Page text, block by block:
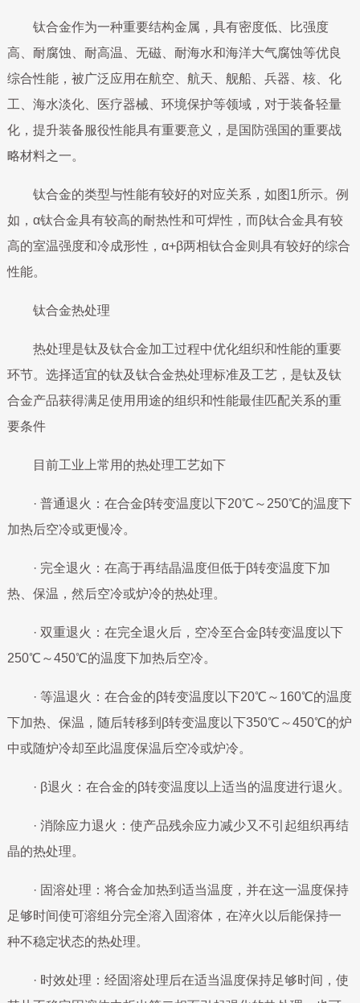
钛合金作为一种重要结构金属，具有密度低、比强度
高、耐腐蚀、耐高温、无磁、耐海水和海洋大气腐蚀等优良
综合性能，被广泛应用在航空、航天、舰船、兵器、核、化
工、海水淡化、医疗器械、环境保护等领域，对于装备轻量
化，提升装备服役性能具有重要意义，是国防强国的重要战
略材料之一。
钛合金的类型与性能有较好的对应关系，如图1所示。例
如，α钛合金具有较高的耐热性和可焊性，而β钛合金具有较
高的室温强度和冷成形性，α+β两相钛合金则具有较好的综合
性能。
钛合金热处理
热处理是钛及钛合金加工过程中优化组织和性能的重要
环节。选择适宜的钛及钛合金热处理标准及工艺，是钛及钛
合金产品获得满足使用用途的组织和性能最佳匹配关系的重
要条件
目前工业上常用的热处理工艺如下
· 普通退火：在合金β转变温度以下20℃～250℃的温度下
加热后空冷或更慢冷。
· 完全退火：在高于再结晶温度但低于β转变温度下加
热、保温，然后空冷或炉冷的热处理。
· 双重退火：在完全退火后，空冷至合金β转变温度以下
250℃～450℃的温度下加热后空冷。
· 等温退火：在合金的β转变温度以下20℃～160℃的温度
下加热、保温，随后转移到β转变温度以下350℃～450℃的炉
中或随炉冷却至此温度保温后空冷或炉冷。
· β退火：在合金的β转变温度以上适当的温度进行退火。
· 消除应力退火：使产品残余应力减少又不引起组织再结
晶的热处理。
· 固溶处理：将合金加热到适当温度，并在这一温度保持
足够时间使可溶组分完全溶入固溶体，在淬火以后能保持一
种不稳定状态的热处理。
· 时效处理：经固溶处理后在适当温度保持足够时间，使